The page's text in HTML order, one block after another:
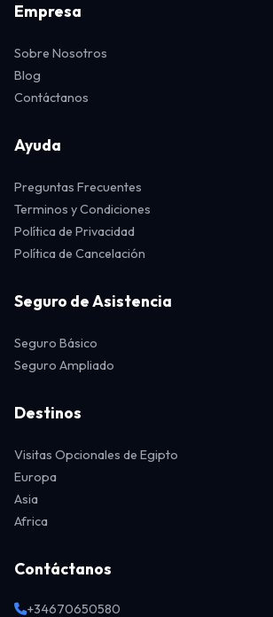
Empresa
Sobre Nosotros
Blog
Contáctanos
Ayuda
Preguntas Frecuentes
Terminos y Condiciones
Política de Privacidad
Política de Cancelación
Seguro de Asistencia
Seguro Básico
Seguro Ampliado
Destinos
Visitas Opcionales de Egipto
Europa
Asia
Africa
Contáctanos
+34670650580